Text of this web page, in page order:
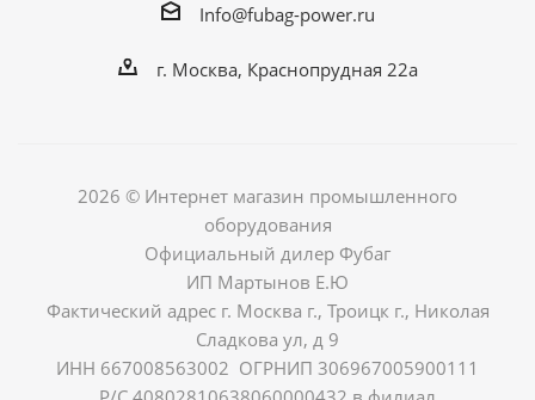
Info@fubag-power.ru
г. Москва, Краснопрудная 22а
2026 © Интернет магазин промышленного
оборудования
Официальный дилер Фубаг
ИП Мартынов Е.Ю
Фактический адрес г. Москва г., Троицк г., Николая
Сладкова ул, д 9
ИНН 667008563002 ОГРНИП 306967005900111